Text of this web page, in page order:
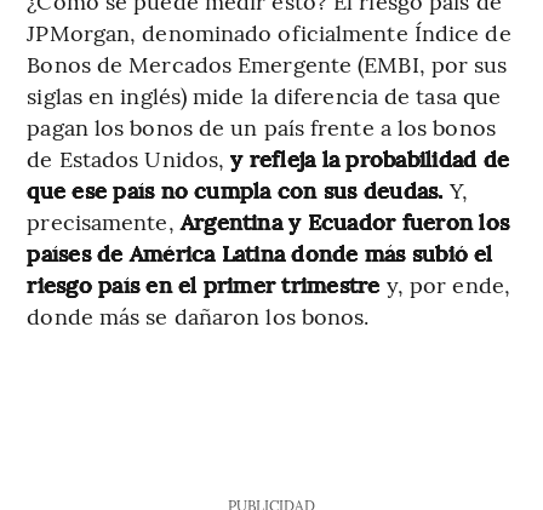
JPMorgan, denominado oficialmente Índice de
Bonos de Mercados Emergente (EMBI, por sus
siglas en inglés) mide la diferencia de tasa que
pagan los bonos de un país frente a los bonos
de Estados Unidos,y refleja la probabilidad de
que ese país no cumpla con sus deudas. Y,
precisamente,Argentina y Ecuador fueron los
países de América Latina donde más subió el
riesgo país en el primer trimestre y, por ende,
donde más se dañaron los bonos.
PUBLICIDAD